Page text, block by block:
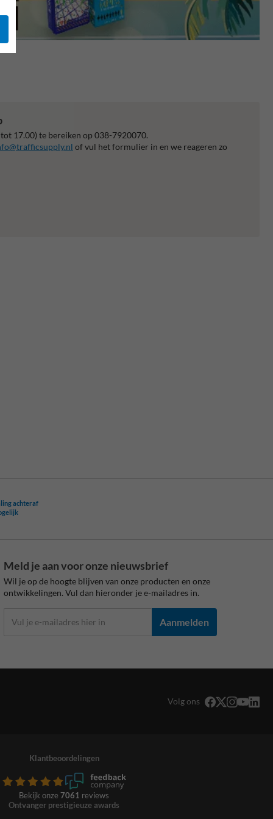
17.00) te bereiken op 038-7920070.
of vul het formulier in en we reageren zo
achteraf
Meld je aan voor onze nieuwsbrief
Wil je op de hoogte blijven van onze producten en onze
ontwikkelingen. Vul dan hieronder je e-mailadres in.
Aanmelden
Volg ons
Klantbeoordelingen
Bekijk onze 7061 reviews
Ontvanger prestigieuze awards